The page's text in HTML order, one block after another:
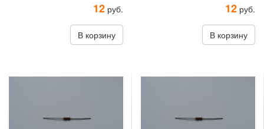
12 руб.
В корзину
12 руб.
В корзину